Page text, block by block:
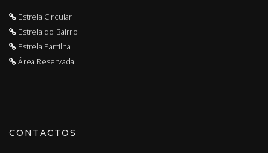
Estrela Circular
Estrela do Bairro
Estrela Partilha
Área Reservada
CONTACTOS